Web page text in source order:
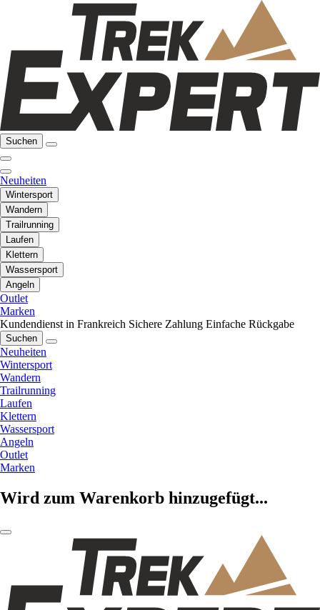
Suchen
Neuheiten
Wintersport
Wandern
Trailrunning
Laufen
Klettern
Wassersport
Angeln
Outlet
Marken
Kundendienst in Frankreich Sichere Zahlung Einfache Rückgabe
Suchen
Neuheiten
Wintersport
Wandern
Trailrunning
Laufen
Klettern
Wassersport
Angeln
Outlet
Marken
Wird zum Warenkorb hinzugefügt...